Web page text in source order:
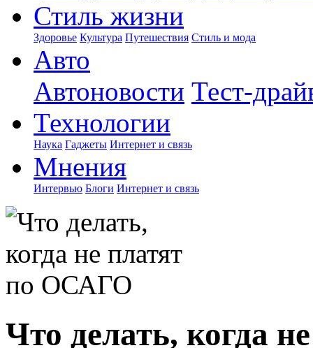
Стиль жизни
Здоровье Культура Путешествия Стиль и мода
Авто
Автоновости Тест-
Технологии
Наука Гаджеты Интернет и связь
Мнения
Интервью Блоги Интернет и связь
Что делать, когда